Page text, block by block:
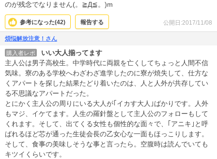
のが残念でなりません(。≧Д≦。)m
公開日:2017/11/08
参考になった(42) 報告する
煩悩解放注意！さん
購入者レポ
いい大人揃ってます
主人公は男子高校生。中学時代に両親を亡くしてちょっと人間不信
気味。寮のある学校へわざわざ進学したのに寮が焼失して、仕方な
くアパートを探した結果たどり着いたのは、人と人外が共存してい
る不思議なアパートだった。
とにかく主人公の周りにいる大人が｢イカす大人｣ばかりです。人外
もマジ、イケてます。人生の羅針盤として主人公のフォローもして
くれます。そして、出てくる女性も個性的な面々で、｢アニキ｣と呼
ばれるほど芯が通った生徒会長の乙女心な一面もほっこりします。
そして、食事の美味しそうな事と言ったら。空腹時は読んでいても
キツイくらいです。